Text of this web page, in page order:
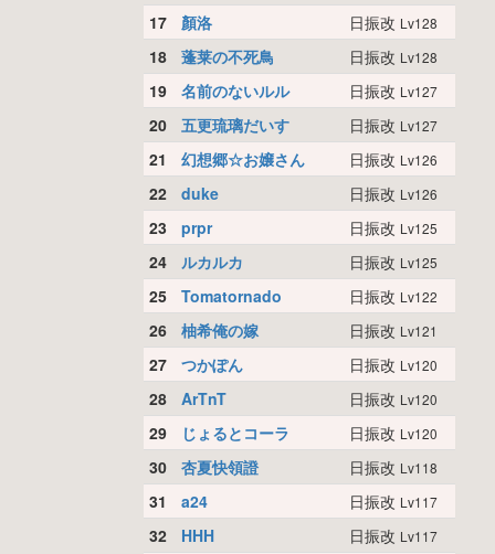
17 顏洛 日振改 Lv128
18 蓬莱の不死鳥 日振改 Lv128
19 名前のないルル 日振改 Lv127
20 五更琉璃だいす 日振改 Lv127
21 幻想郷☆お嬢さん 日振改 Lv126
22 duke 日振改 Lv126
23 prpr 日振改 Lv125
24 ルカルカ 日振改 Lv125
25 Tomatornado 日振改 Lv122
26 柚希俺の嫁 日振改 Lv121
27 つかぽん 日振改 Lv120
28 ArTnT 日振改 Lv120
29 じょるとコーラ 日振改 Lv120
30 杏夏快領證 日振改 Lv118
31 a24 日振改 Lv117
32 HHH 日振改 Lv117